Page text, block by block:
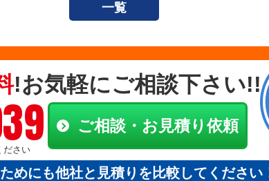
一覧
!お気軽にご相談下さい!!
ださい
ご相談・お見積り依頼
めにも他社と見積りを比較してください